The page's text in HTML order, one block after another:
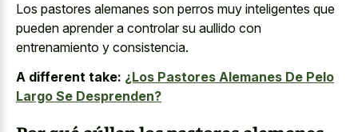
Los pastores alemanes son perros muy inteligentes que
pueden aprender a controlar su aullido con
entrenamiento y consistencia.
A different take: ¿Los Pastores Alemanes De Pelo
Largo Se Desprenden?